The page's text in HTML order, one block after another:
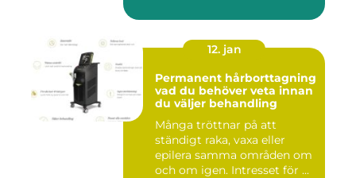
12. jan
Permanent hårborttagning
vad du behöver veta innan
du väljer behandling
Många tröttnar på att
ständigt raka, vaxa eller
epilera samma områden om
och om igen. Intresset för ...